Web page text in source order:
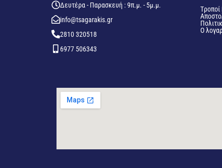
Δευτέρα - Παρασκευή : 9π.μ. - 5μ.μ.
info@tsagarakis.gr
2810 320518
6977 506343
Ο